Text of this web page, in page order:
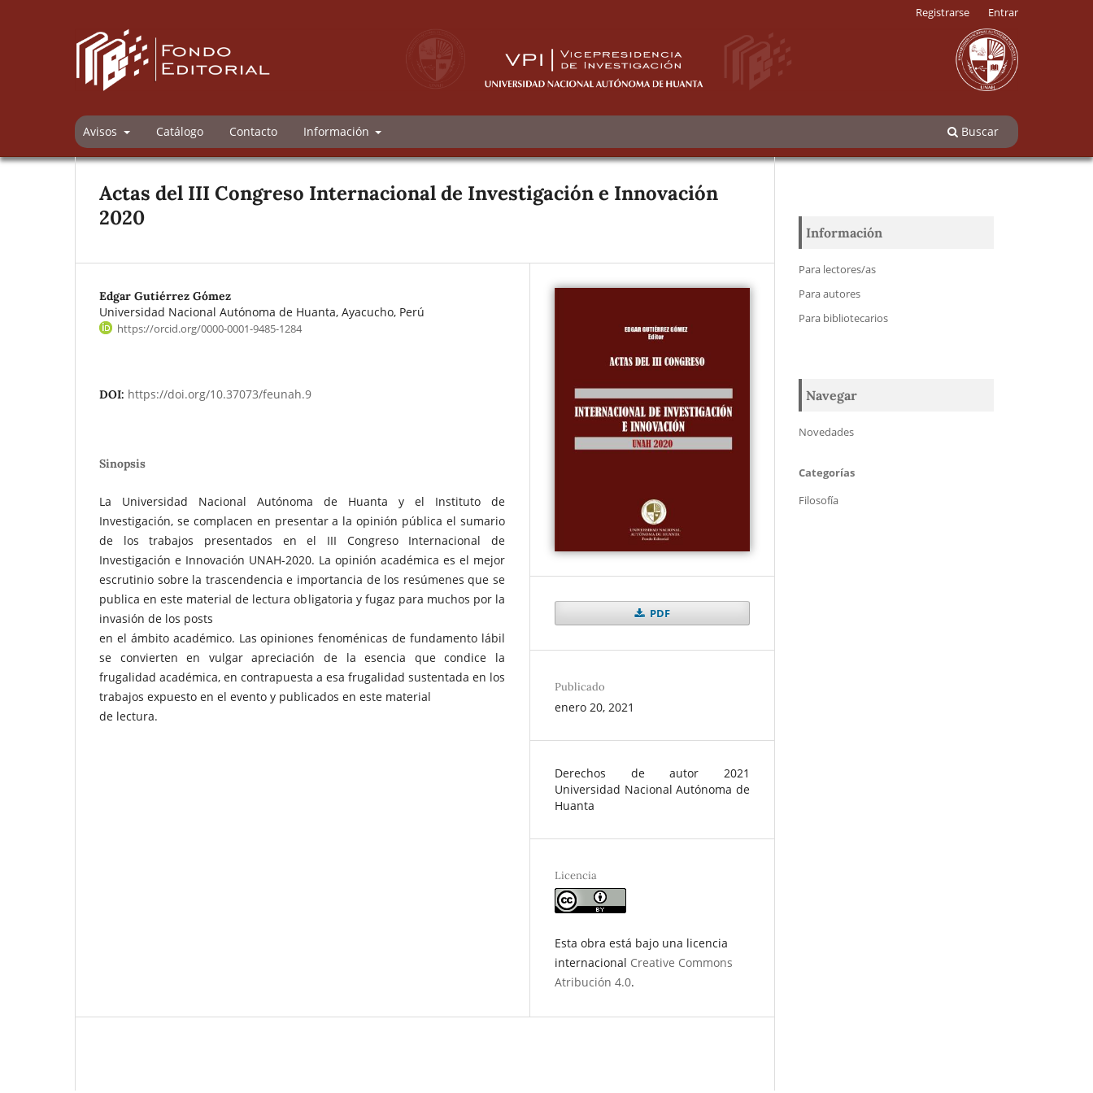
Avisos Catálogo Contacto Información Buscar
Registrarse Entrar
Actas del III Congreso Internacional de Investigación e Innovación
2020
Edgar Gutiérrez Gómez
Universidad Nacional Autónoma de Huanta, Ayacucho, Perú
https://orcid.org/0000-0001-9485-1284
DOI: https://doi.org/10.37073/feunah.9
Sinopsis
La Universidad Nacional Autónoma de Huanta y el Instituto de
Investigación, se complacen en presentar a la opinión pública el sumario
de los trabajos presentados en el III Congreso Internacional de
Investigación e Innovación UNAH-2020. La opinión académica es el mejor
escrutinio sobre la trascendencia e importancia de los resúmenes que se
publica en este material de lectura obligatoria y fugaz para muchos por la
invasión de los posts
en el ámbito académico. Las opiniones fenoménicas de fundamento lábil
se convierten en vulgar apreciación de la esencia que condice la
frugalidad académica, en contrapuesta a esa frugalidad sustentada en los
trabajos expuesto en el evento y publicados en este material
de lectura.
PDF
Publicado
enero 20, 2021
Derechos de autor 2021
Universidad Nacional Autónoma de
Huanta
Licencia
Esta obra está bajo una licencia
internacional Creative Commons
Atribución 4.0.
Información
Para lectores/as
Para autores
Para bibliotecarios
Navegar
Novedades
Categorías
Filosofía